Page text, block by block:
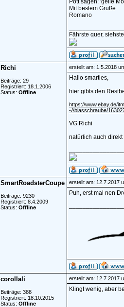
Pott sagen: 'geile
Mit bestem Gruße
Romano
Fährste quer,
Richi
Beiträge: 29
Registriert: 18.1.2006
Status: Offline
erstellt am: 1.5.2018
Hallo smarties,
hier gibts den
https://www.ebay.de/
-Ablasschraube/
VG Richi
natürlich auch direkt
SmartRoadsterCoupe
Beiträge: 9230
Registriert: 8.4.2009
Status: Offline
erstellt am: 12.7.2017
Puh, erst mal nen
corollali
Beiträge: 388
Registriert: 18.10.2015
Status: Offline
erstellt am: 12.7.2017
Klingt wenig, aber